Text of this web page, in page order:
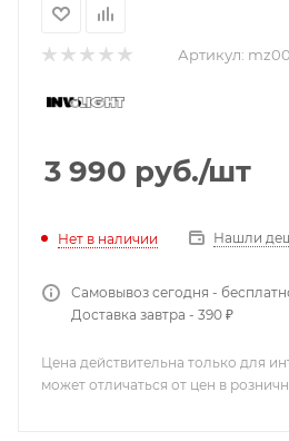
Артикул:
3 990 руб./шт
Нет в наличии Нашли
Самовывоз сегодня -
Доставка завтра - 390 ₽
Цена действительна только для
может отличаться от цен в